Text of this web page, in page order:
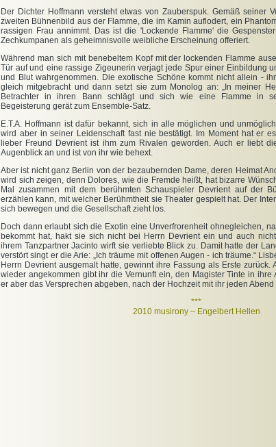
Der Dichter Hoffmann versteht etwas von Zauberspuk. Gemäß seiner
zweiten Bühnenbild aus der Flamme, die im Kamin auflodert, ein
rassigen Frau annimmt. Das ist die 'Lockende Flamme' die
Zechkumpanen als geheimnisvolle weibliche Erscheinung offeriert.
Während man sich mit benebeltem Kopf mit der lockenden Flamme
Tür auf und eine rassige Zigeunerin verjagt jede Spur einer Einbildung
und Blut wahrgenommen. Die exotische Schöne kommt nicht allein -
gleich mitgebracht und dann setzt sie zum Monolog an: „In meiner
Betrachter in ihren Bann schlägt und sich wie eine Flamme in
Begeisterung gerät zum Ensemble-Satz.
E.T.A. Hoffmann ist dafür bekannt, sich in alle möglichen und
wird aber in seiner Leidenschaft fast nie bestätigt. Im Moment hat er
lieber Freund Devrient ist ihm zum Rivalen geworden. Auch er liebt
Augenblick an und ist von ihr wie behext.
Aber ist nicht ganz Berlin von der bezaubernden Dame, deren Heimat
wird sich zeigen, denn Dolores, wie die Fremde heißt, hat bizarre
Mal zusammen mit dem berühmten Schauspieler Devrient auf der
erzählen kann, mit welcher Berühmtheit sie Theater gespielt hat. Der
sich bewegen und die Gesellschaft zieht los.
Doch dann erlaubt sich die Exotin eine Unverfrorenheit ohnegleichen,
bekommt hat, hakt sie sich nicht bei Herrn Devrient ein und auch
ihrem Tanzpartner Jacinto wirft sie verliebte Blick zu. Damit hatte der
verstört singt er die Arie: „Ich träume mit offenen Augen - ich träume.“
Herrn Devrient ausgemalt hatte, gewinnt ihre Fassung als Erste zurück.
wieder angekommen gibt ihr die Vernunft ein, den Magister Tinte in ihre
er aber das Versprechen abgeben, nach der Hochzeit mit ihr jeden
***
2010 musirony – Engelbert Hellen